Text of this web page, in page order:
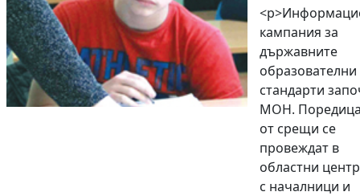
кампания за
държавните
образователни
стандарти
МОН.
от срещи се
провеждат в
областни
с началници и